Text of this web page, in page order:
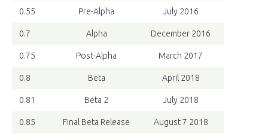
0.55 Pre-Alpha July 2016
0.7 Alpha December 2016
0.75 Post-Alpha March 2017
0.8 Beta April 2018
0.81 Beta 2 July 2018
0.85 Final Beta Release August 7 2018